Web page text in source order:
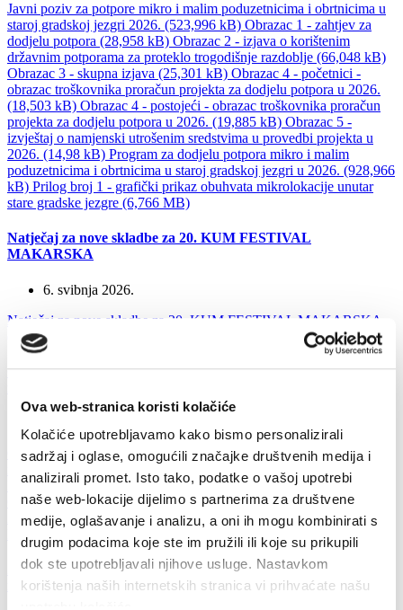
Ova web-stranica koristi kolačiće
Kolačiće upotrebljavamo kako bismo personalizirali
sadržaj i oglase, omogućili značajke društvenih medija i
analizirali promet. Isto tako, podatke o vašoj upotrebi
naše web-lokacije dijelimo s partnerima za društvene
medije, oglašavanje i analizu, a oni ih mogu kombinirati s
drugim podacima koje ste im pružili ili koje su prikupili
dok ste upotrebljavali njihove usluge. Nastavkom
korištenja naših internetskih stranica vi prihvaćate našu
Javni poziv za potpore mikro i malim poduzetnicima i obrtnicima u
staroj gradskoj jezgri 2026. (523,996 kB) Obrazac 1 - zahtjev za
dodjelu potpora (28,958 kB) Obrazac 2 - izjava o korištenim
državnim potporama za proteklo trogodišnje razdoblje (66,048 kB)
Obrazac 3 - skupna izjava (25,301 kB) Obrazac 4 - početnici -
obrazac troškovnika proračun projekta za dodjelu potpora u 2026.
(18,503 kB) Obrazac 4 - postojeći - obrazac troškovnika proračun
projekta za dodjelu potpora u 2026. (19,885 kB) Obrazac 5 -
izvještaj o namjenski utrošenim sredstvima u provedbi projekta u
2026. (14,98 kB) Program za dodjelu potpora mikro i malim
poduzetnicima i obrtnicima u staroj gradskoj jezgri u 2026. (928,966
kB) Prilog broj 1 - grafički prikaz obuhvata mikrolokacije unutar
stare gradske jezgre (6,766 MB)
Natječaj za nove skladbe za 20. KUM FESTIVAL
MAKARSKA
6. svibnja 2026.
Natječaj za nove skladbe za 20. KUM FESTIVAL MAKARSKA
(19,49 kB)
OGLAS za prijam u službu - KONTROLOR PARKINGA - 3
OGLAS za prijam u službu - KONTROLOR PARKINGA - 3
izvršitelj/ica na određeno vrijeme u trajanju 6 mjeseci (1,218 MB)
Izjava (57,876 kB)Obrazac prijave (55,106 kB)UPUTE I
OBAVIJESTI KANDIDATIMA PRIJAVLJENIM NA OGLAS
ZA PRIJAM U SLUŽBU U POGON ZA OBAVLJANJE
KOMUNALNIH DJELATNOSTI (82,536 kB)
Zaključak o financiranju programskih sadržaja elektroničkih
medija u 2026.godini